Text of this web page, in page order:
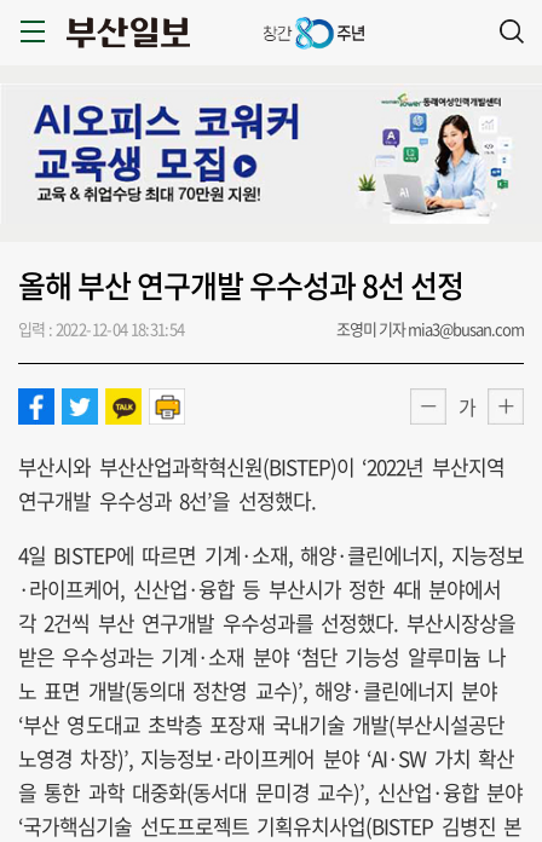
올해 부산 연구개발 우수성과 8선 선정
입력 : 2022-12-04 18:31:54 조영미 기자 mia3@busan.com
가
부산시와 부산산업과학혁신원(BISTEP)이 ‘2022년 부산지역
연구개발 우수성과 8선’을 선정했다.
4일 BISTEP에 따르면 기계·소재, 해양·클린에너지, 지능정보
·라이프케어, 신산업·융합 등 부산시가 정한 4대 분야에서
각 2건씩 부산 연구개발 우수성과를 선정했다. 부산시장상을
받은 우수성과는 기계·소재 분야 ‘첨단 기능성 알루미늄 나
노 표면 개발(동의대 정찬영 교수)’, 해양·클린에너지 분야
‘부산 영도대교 초박층 포장재 국내기술 개발(부산시설공단
노영경 차장)’, 지능정보·라이프케어 분야 ‘AI·SW 가치 확산
을 통한 과학 대중화(동서대 문미경 교수)’, 신산업·융합 분야
‘국가핵심기술 선도프로젝트 기획유치사업(BISTEP 김병진 본